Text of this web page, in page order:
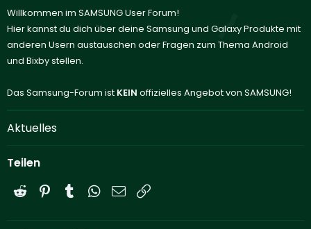
Willkommen im SAMSUNG User Forum!
Hier kannst du dich über deine Samsung und Galaxy Produkte mit
anderen Usern austauschen oder Fragen zum Thema Android
und Bixby stellen.
Das Samsung-Forum ist KEIN offizielles Angebot von SAMSUNG!
Aktuelles
Teilen
Reddit PinterestTumblrWhatsApp
E-Mail